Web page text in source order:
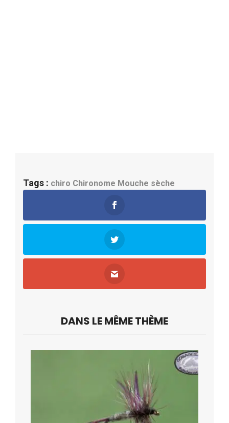
Tags : chiro Chironome Mouche sèche
DANS LE MÊME THÈME